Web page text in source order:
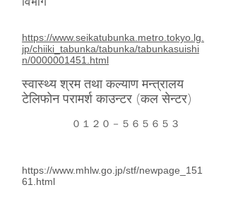
विभाग
https://www.seikatubunka.metro.tokyo.lg.
jp/chiiki_tabunka/tabunka/tabunkasuishi
n/0000001451.html
स्वास्थ्य श्रम तथा कल्याण मन्त्रालय
टेलिफोन परामर्श काउन्टर (कल सेन्टर)
０１２０－５６５６５３
https://www.mhlw.go.jp/stf/newpage_151
61.html